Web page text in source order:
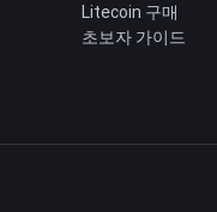
Litecoin 구매
초보자 가이드